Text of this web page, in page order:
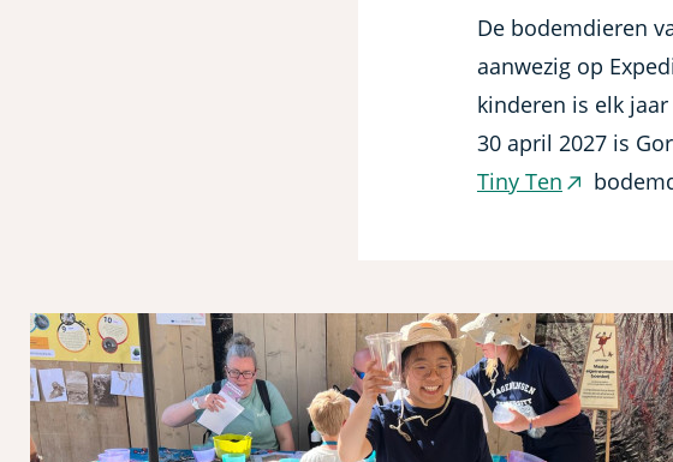
De bodemdieren
aanwezig op
kinderen is elk
30 april 2027 is
Tiny Ten (externe